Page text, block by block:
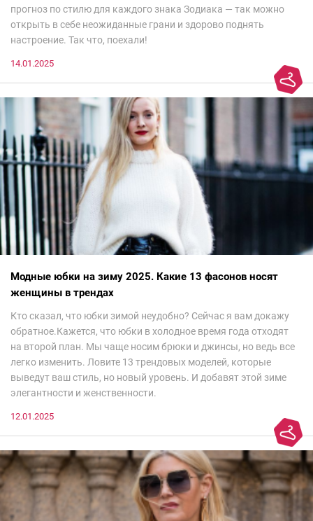
прогноз по стилю для каждого знака Зодиака — так можно
открыть в себе неожиданные грани и здорово поднять
настроение. Так что, поехали!
14.01.2025
Модные юбки на зиму 2025. Какие 13 фасонов носят
женщины в трендах
Кто сказал, что юбки зимой неудобно? Сейчас я вам докажу
обратное.Кажется, что юбки в холодное время года отходят
на второй план. Мы чаще носим брюки и джинсы, но ведь все
легко изменить. Ловите 13 трендовых моделей, которые
выведут ваш стиль, но новый уровень. И добавят этой зиме
элегантности и женственности.
12.01.2025